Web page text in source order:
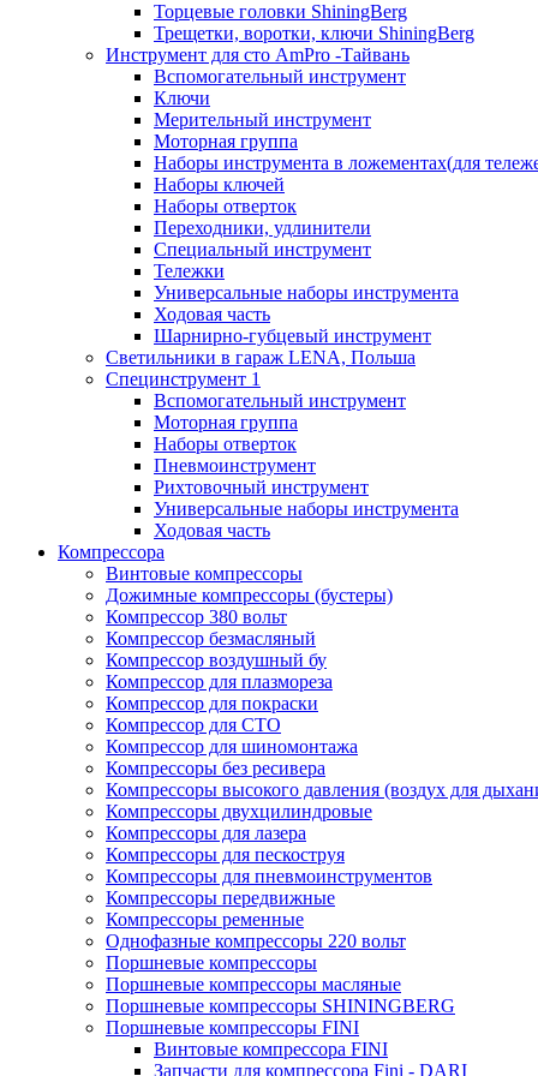
Торцевые головки ShiningBerg
Трещетки, воротки, ключи ShiningBerg
Инструмент для сто AmPro -Тайвань
Вспомогательный инструмент
Ключи
Мерительный инструмент
Моторная группа
Наборы инструмента в ложементах(для
Наборы ключей
Наборы отверток
Переходники, удлинители
Специальный инструмент
Тележки
Универсальные наборы инструмента
Ходовая часть
Шарнирно-губцевый инструмент
Светильники в гараж LENA, Польша
Специнструмент 1
Вспомогательный инструмент
Моторная группа
Наборы отверток
Пневмоинструмент
Рихтовочный инструмент
Универсальные наборы инструмента
Ходовая часть
Компрессора
Винтовые компрессоры
Дожимные компрессоры (бустеры)
Компрессор 380 вольт
Компрессор безмасляный
Компрессор воздушный бу
Компрессор для плазмореза
Компрессор для покраски
Компрессор для СТО
Компрессор для шиномонтажа
Компрессоры без ресивера
Компрессоры высокого давления (воздух для
Компрессоры двухцилиндровые
Компрессоры для лазера
Компрессоры для пескоструя
Компрессоры для пневмоинструментов
Компрессоры передвижные
Компрессоры ременные
Однофазные компрессоры 220 вольт
Поршневые компрессоры
Поршневые компрессоры масляные
Поршневые компрессоры SHININGBERG
Поршневые компрессоры FINI
Винтовые компрессора FINI
Запчасти для компрессора Fini - DARI